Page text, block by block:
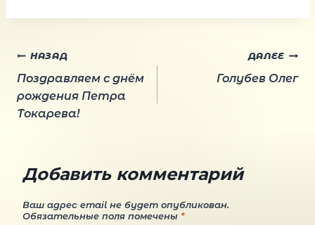
Навигация
по
НАЗАД
Поздравляем с днём
рождения Петра
Токарева!
ДАЛЕЕ
Голубев Олег
Добавить комментарий
Ваш адрес email не будет опубликован.
Обязательные поля помечены *